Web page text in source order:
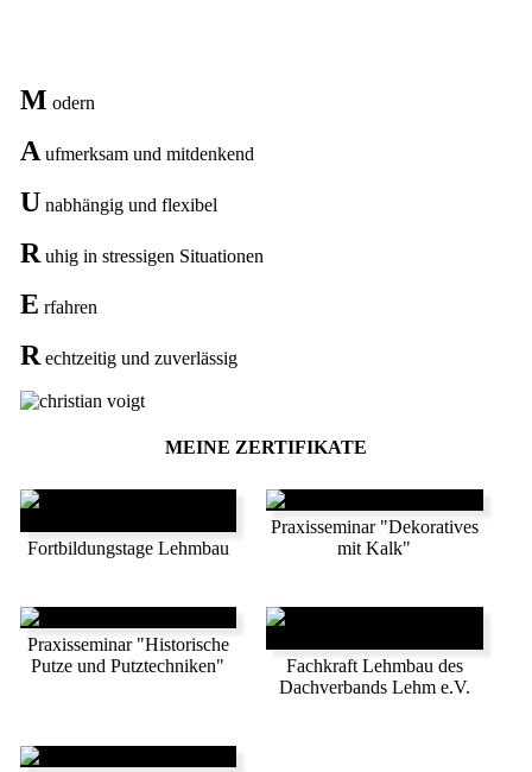
M odern
A ufmerksam und mitdenkend
U nabhängig und flexibel
R uhig in stressigen Situationen
E rfahren
R echtzeitig und zuverlässig
MEINE ZERTIFIKATE
Fortbildungstage Lehmbau
Praxisseminar "Dekoratives
mit Kalk"
Praxisseminar "Historische
Putze und Putztechniken"
Fachkraft Lehmbau des
Dachverbands Lehm e.V.